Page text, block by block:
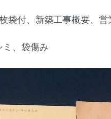
袋付、新築工事概要、営
ミ、袋傷み